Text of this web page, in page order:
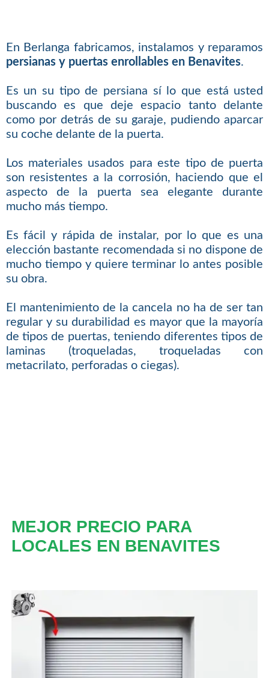
En Berlanga fabricamos, instalamos y reparamos
persianas y puertas enrollables en Benavites.
Es un su tipo de persiana sí lo que está usted
buscando es que deje espacio tanto delante
como por detrás de su garaje, pudiendo aparcar
su coche delante de la puerta.
Los materiales usados para este tipo de puerta
son resistentes a la corrosión, haciendo que el
aspecto de la puerta sea elegante durante
mucho más tiempo.
Es fácil y rápida de instalar, por lo que es una
elección bastante recomendada si no dispone de
mucho tiempo y quiere terminar lo antes posible
su obra.
El mantenimiento de la cancela no ha de ser tan
regular y su durabilidad es mayor que la mayoría
de tipos de puertas, teniendo diferentes tipos de
laminas (troqueladas, troqueladas con
metacrilato, perforadas o ciegas).
MEJOR PRECIO PARA
LOCALES EN BENAVITES